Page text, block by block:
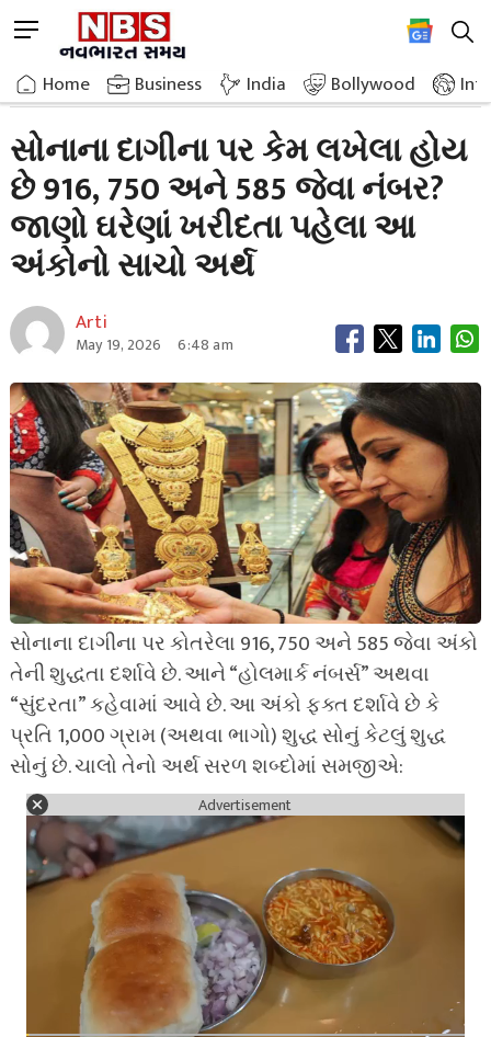
to
content
M
n
u
u
t
t
o
Home Business India Bollywood
Home»Breaking News»Why Are Numbers Like 916 750 And 585 Written
સોનાના દાગીના પર કેમ લખેલા હોય
છે 916, 750 અને 585 જેવા નંબર?
જાણો ઘરેણાં ખરીદતા પહેલા આ
અંકોનો સાચો અર્થ
Arti
May 19, 2026 6:48 am
સોનાના દાગીના પર કોતરેલા 916, 750 અને 585 જેવા અંકો
તેની શુદ્ધતા દર્શાવે છે. આને “હોલમાર્ક નંબર્સ” અથવા
“સુંદરતા” કહેવામાં આવે છે. આ અંકો ફક્ત દર્શાવે છે કે
પ્રતિ 1,000 ગ્રામ (અથવા ભાગો) શુદ્ધ સોનું કેટલું શુદ્ધ
સોનું છે. ચાલો તેનો અર્થ સરળ શબ્દોમાં સમજીએ:
Advertisement